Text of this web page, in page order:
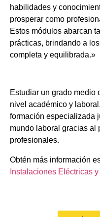
habilidades y
prosperar como
Estos módulos abarcan
prácticas, brindando a
completa y equilibrada.»
Estudiar un grado medio
nivel académico y
formación especializada
mundo laboral gracias al
profesionales.
Obtén más información
Instalaciones Eléctricas